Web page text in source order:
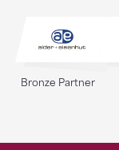
Bronze Partner